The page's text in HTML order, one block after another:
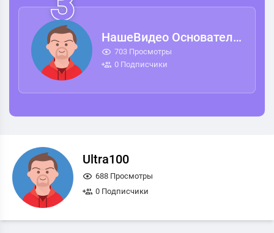
НашеВидео Основатель..
703 Просмотры
0 Подписчики
Ultra100
688 Просмотры
0 Подписчики